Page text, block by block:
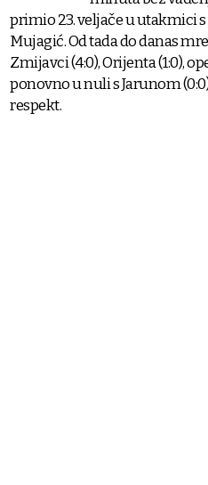
primio 23. veljače u utakmici s
Mujagić. Od tada do danas
Zmijavci (4:0), Orijenta (1:0),
ponovno u nuli s Jarunom
respekt.